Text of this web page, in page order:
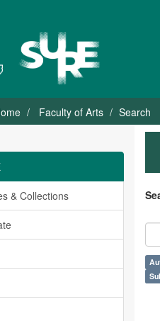
Faculty of Arts Search
& Collections